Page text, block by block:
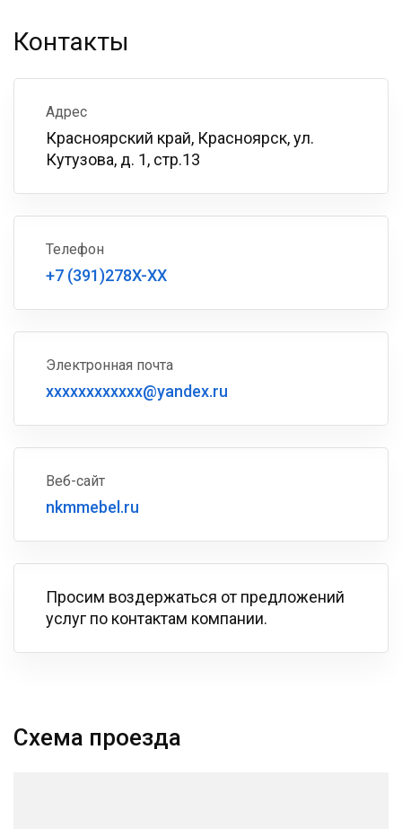
Контакты
Адрес
Красноярский край, Красноярск, ул.
Кутузова, д. 1, стр.13
Телефон
+7 (391)278X-XX
Электронная почта
xxxxxxxxxxxx@yandex.ru
Веб-сайт
nkmmebel.ru
Просим воздержаться от предложений
услуг по контактам компании.
Схема проезда